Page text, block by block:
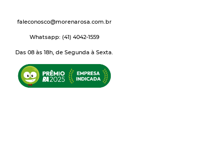
faleconosco@morenarosa.com.br
Whatsapp: (41) 4042-1559
Das 08 às 18h, de Segunda à Sexta.